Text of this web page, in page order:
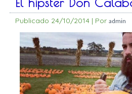
Publicado 24/10/2014 | Por admin